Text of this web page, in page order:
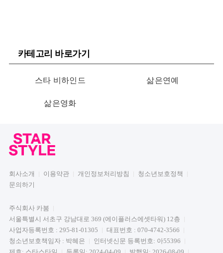
카테고리 바로가기
스타 비하인드 삶은연예
삶은영화
회사소개 이용약관 개인정보처리방침
청소년보호정책
문의하기
주식회사 카붐
서울특별시 서초구 강남대로 369 (에이플러스에셋타워) 12층
사업자등록번호 : 295-81-01305
대표번호 : 070-4742-3566
청소년보호책임자 : 박혜은
인터넷신문 등록번호: 아55396